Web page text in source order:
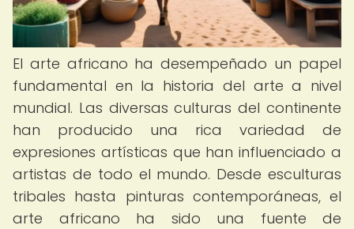
El arte africano ha desempeñado un papel
fundamental en la historia del arte a nivel
mundial. Las diversas culturas del continente
han producido una rica variedad de
expresiones artísticas que han influenciado a
artistas de todo el mundo. Desde esculturas
tribales hasta pinturas contemporáneas, el
arte africano ha sido una fuente de